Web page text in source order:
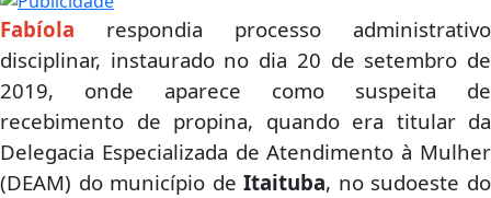
Fabíola respondia processo administrativo
disciplinar, instaurado no dia 20 de setembro de
2019, onde aparece como suspeita de
recebimento de propina, quando era titular da
Delegacia Especializada de Atendimento à Mulher
(DEAM) do município deItaituba, no sudoeste do